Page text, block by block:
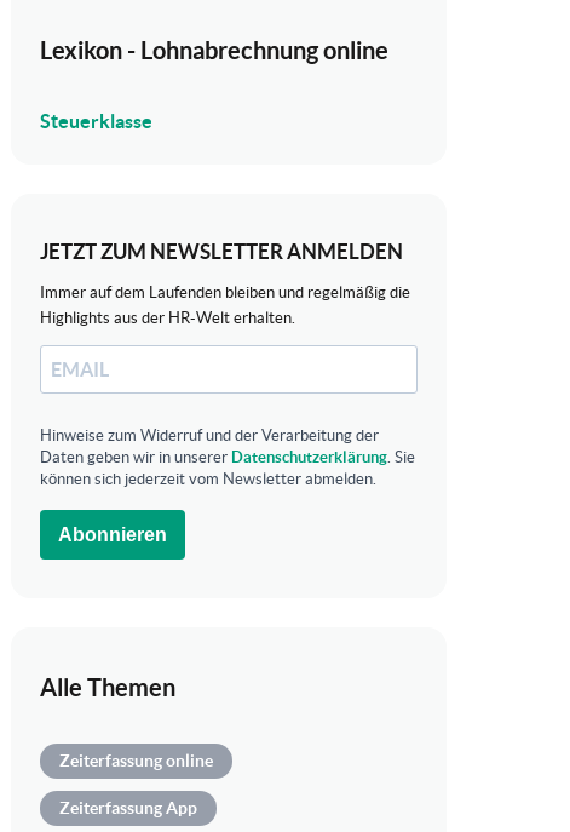
Lexikon - Lohnabrechnung online
Steuerklasse
JETZT ZUM NEWSLETTER ANMELDEN
Immer auf dem Laufenden bleiben und regelmäßig die
Highlights aus der HR-Welt erhalten.
Hinweise zum Widerruf und der Verarbeitung der
Daten geben wir in unserer Datenschutzerklärung. Sie
können sich jederzeit vom Newsletter abmelden.
Abonnieren
Alle Themen
Zeiterfassung online
Zeiterfassung App